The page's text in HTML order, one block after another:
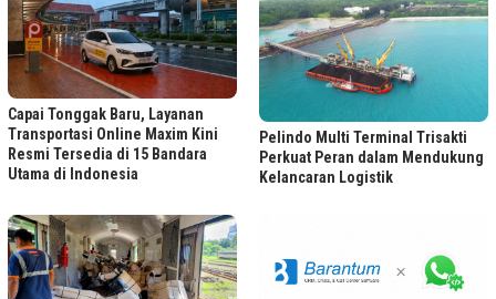
Capai Tonggak Baru, Layanan
Transportasi Online Maxim Kini
Resmi Tersedia di 15 Bandara
Utama di Indonesia
Pelindo Multi Terminal Trisakti
Perkuat Peran dalam Mendukung
Kelancaran Logistik